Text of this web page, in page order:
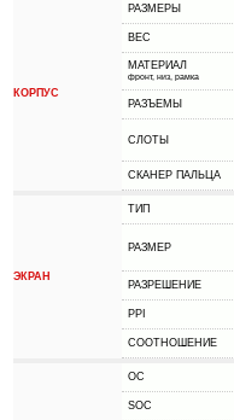
КОРПУС
РАЗМЕРЫ
ВЕС
МАТЕРИАЛ
фронт, низ, рамка
РАЗЪЕМЫ
СЛОТЫ
СКАНЕР ПАЛЬЦА
ЭКРАН
ТИП
РАЗМЕР
РАЗРЕШЕНИЕ
PPI
СООТНОШЕНИЕ
ОС
SOC